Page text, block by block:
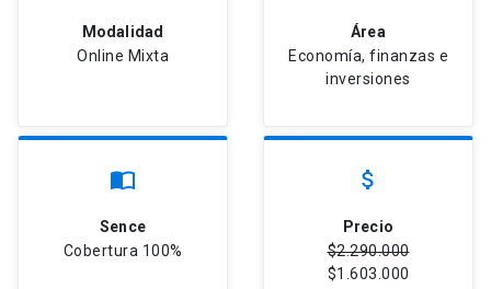
Modalidad
Online Mixta
Área
Economía, finanzas e
inversiones
import_contacts
Sence
Cobertura 100%
attach_money
Precio
$2.290.000
$1.603.000